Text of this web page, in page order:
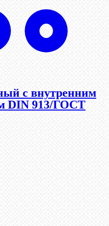
с внутренним
DIN 913/ГОСТ